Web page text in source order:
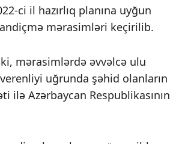
ci il hazırlıq planına uyğun
mərasimləri keçirilib.
mərasimlərdə əvvəlcə ulu
uğrunda şəhid olanların
Azərbaycan Respublikasının